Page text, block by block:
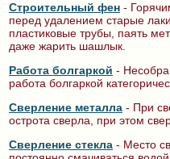
Строительный фен -
перед удалением старые
пластиковые трубы, паять
даже жарить шашлык.
Работа болгаркой -
работа болгаркой
Сверление металла - При
острота сверла, при этом
Сверление стекла - Место